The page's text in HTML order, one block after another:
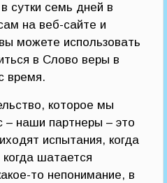
сутки семь дней в
на веб-сайте и
можете использовать
в Слово веры в
время.
которое мы
наши партнеры – это
испытания, когда
шатается
то непонимание, в